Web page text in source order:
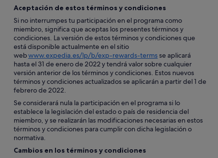
Aceptación de estos términos y condiciones
Si no interrumpes tu participación en el programa como
miembro, significa que aceptas los presentes términos y
condiciones. La versión de estos términos y condiciones que
está disponible actualmente en el sitio
webwww.expedia.es/lp/b/exp-rewards-termsse aplicará
hasta el 31 de enero de 2022 y tendrá valor sobre cualquier
versión anterior de los términos y condiciones. Estos nuevos
términos y condiciones actualizados se aplicarán a partir del 1 de
febrero de 2022.
Se considerará nula la participación en el programa si lo
establece la legislación del estado o país de residencia del
miembro, y se realizarán las modificaciones necesarias en estos
términos y condiciones para cumplir con dicha legislación o
normativa.
Cambios en los términos y condiciones